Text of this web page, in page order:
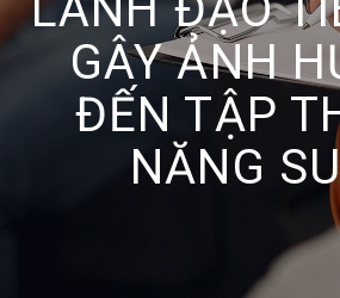
GÂY ẢNH
ĐẾN TẬP
NĂNG